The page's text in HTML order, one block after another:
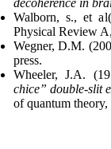
Walborn, s., et
Physical Review
Wegner, D.M.
press.
Wheeler, J.A.
chice” double-slit
of quantum theory,